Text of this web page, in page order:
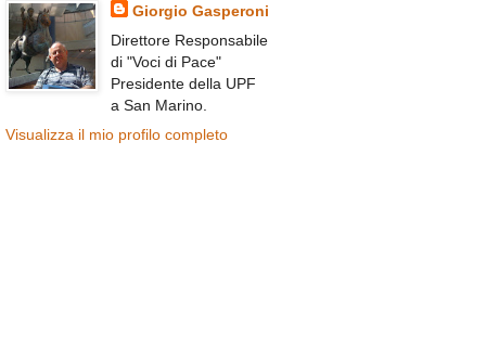
Giorgio Gasperoni
Direttore Responsabile
di "Voci di Pace"
Presidente della UPF
a San Marino.
Visualizza il mio profilo completo